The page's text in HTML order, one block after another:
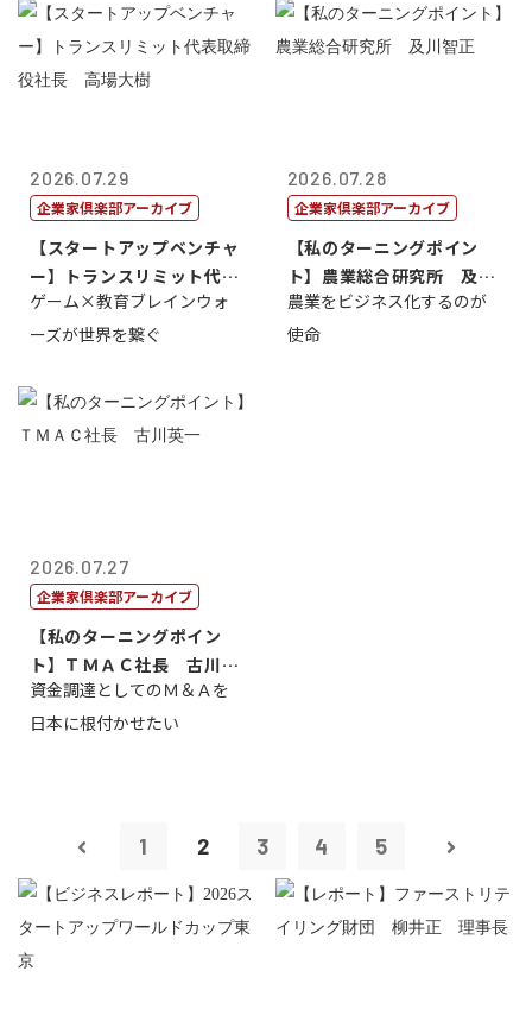
2026.07.29
企業家倶楽部アーカイブ
【スタートアップベンチャ
ー】トランスリミット代表
取締役社長 ...
ゲーム×教育ブレインウォ
ーズが世界を繋ぐ
2026.07.28
企業家倶楽部アーカイブ
【私のターニングポイン
ト】農業総合研究所 及川
智正
農業をビジネス化するのが
使命
2026.07.27
企業家倶楽部アーカイブ
【私のターニングポイン
ト】ＴＭＡＣ社長 古川英
一
資金調達としてのＭ＆Ａを
日本に根付かせたい
1 2 3 4 5